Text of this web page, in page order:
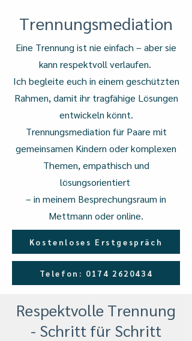
Trennungsmediation
Eine Trennung ist nie einfach – aber sie
kann respektvoll verlaufen.
Ich begleite euch in einem geschützten
Rahmen, damit ihr tragfähige Lösungen
entwickeln könnt.
Trennungsmediation für Paare mit
gemeinsamen Kindern oder komplexen
Themen, empathisch und
lösungsorientiert
– in meinem Besprechungsraum in
Mettmann oder online.
Kostenloses Erstgespräch
Telefon: 0174 2620434
Respektvolle Trennung
- Schritt für Schritt